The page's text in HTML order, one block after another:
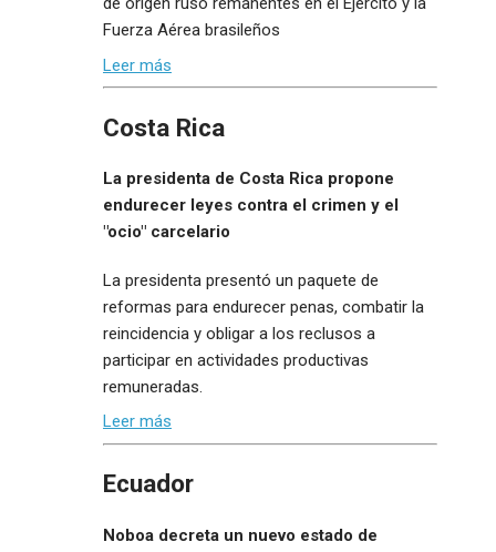
Fuerza Aérea brasileños
Leer más
Costa Rica
La presidenta de Costa Rica propone
endurecer leyes contra el crimen y el
"ocio" carcelario
La presidenta presentó un paquete de
reformas para endurecer penas, combatir la
reincidencia y obligar a los reclusos a
participar en actividades productivas
remuneradas.
Leer más
Ecuador
Noboa decreta un nuevo estado de